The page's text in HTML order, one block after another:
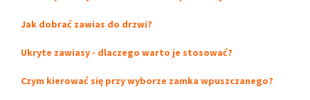
Jak dobrać zawias do drzwi?
Ukryte zawiasy - dlaczego warto je stosować?
Czym kierować się przy wyborze zamka wpuszczanego?